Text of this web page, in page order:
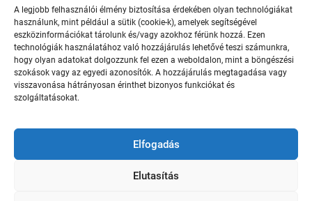
A legjobb felhasználói élmény biztosítása érdekében olyan technológiákat
használunk, mint például a sütik (cookie-k), amelyek segítségével
eszközinformációkat tárolunk és/vagy azokhoz férünk hozzá. Ezen
technológiák használatához való hozzájárulás lehetővé teszi számunkra,
hogy olyan adatokat dolgozzunk fel ezen a weboldalon, mint a böngészési
szokások vagy az egyedi azonosítók. A hozzájárulás megtagadása vagy
visszavonása hátrányosan érinthet bizonyos funkciókat és
szolgáltatásokat.
Elfogadás
Elutasítás
© Szent István Római Katolikus Általános Iskola,